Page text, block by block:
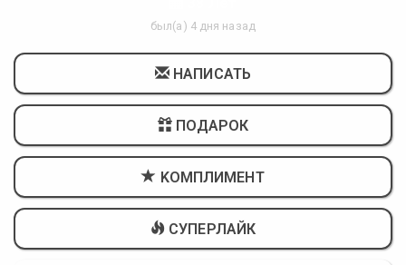
был(а) 4 дня назад
НАПИСАТЬ
ПОДАРОК
KОМПЛИМЕНТ
СУПЕРЛАЙК